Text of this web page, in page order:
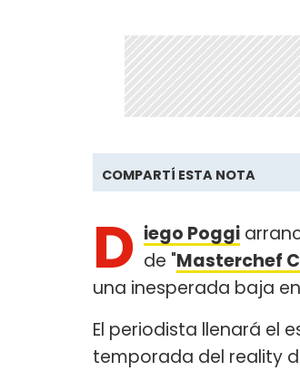
COMPARTÍ ESTA NOTA
D iego Poggi
de "Masterchef
una inesperada baja
El periodista llenará el
temporada del reality